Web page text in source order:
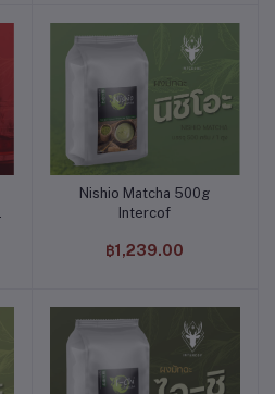
หยิบใส่ตะกร้า
Nishio Matcha 500g
Intercof
฿1,239.00